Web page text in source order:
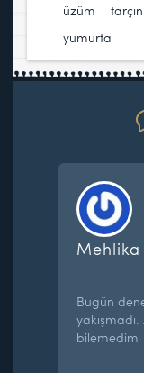
üzüm
tarçın
yumurta
Mehlika
Bugün
bilemedim